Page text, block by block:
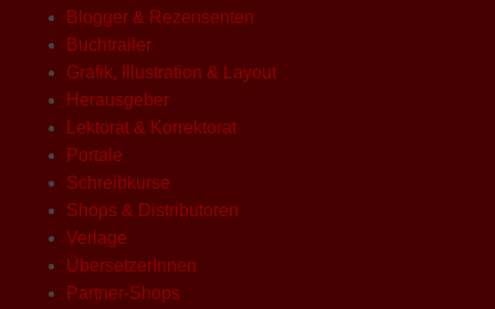
Blogger & Rezensenten
Buchtrailer
Grafik, Illustration & Layout
Herausgeber
Lektorat & Korrektorat
Portale
Schreibkurse
Shops & Distributoren
Verlage
ÜbersetzerInnen
Partner-Shops